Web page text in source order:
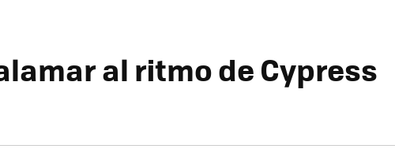
al ritmo de Cypress